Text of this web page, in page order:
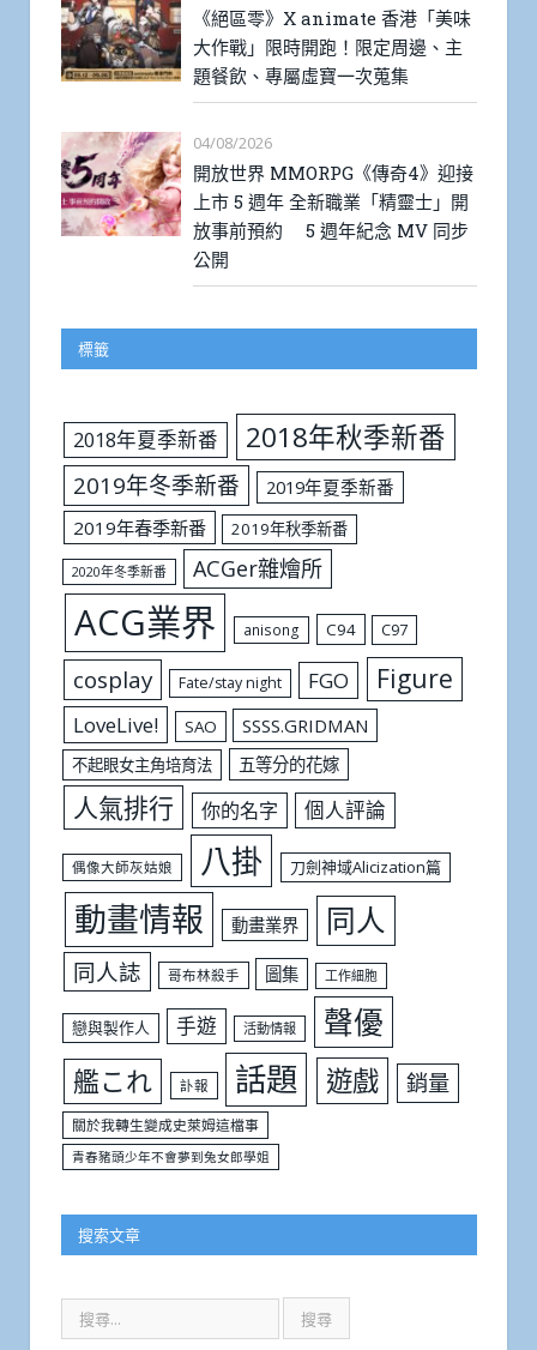
《絕區零》X animate 香港「美味
大作戰」限時開跑！限定周邊、主
題餐飲、專屬虛寶一次蒐集
04/08/2026
開放世界 MMORPG《傳奇4》迎接
上市 5 週年 全新職業「精靈士」開
放事前預約 5 週年紀念 MV 同步
公開
標籤
2018年夏季新番 2018年秋季新番
2019年冬季新番
2019年夏季新番
2019年春季新番
2019年秋季新番
2020年冬季新番 ACGer雜燴所
ACG業界 anisong C94 C97
cosplay Fate/stay night FGO Figure
LoveLive! SAO SSSS.GRIDMAN
不起眼女主角培育法 五等分的花嫁
人氣排行 你的名字 個人評論
偶像大師灰姑娘 八掛 刀劍神域Alicization篇
動畫情報 動畫業界 同人
同人誌 哥布林殺手 圖集 工作細胞
戀與製作人 手遊 活動情報 聲優
艦これ 訃報 話題 遊戲 銷量
關於我轉生變成史萊姆這檔事
青春豬頭少年不會夢到兔女郎學姐
搜索文章